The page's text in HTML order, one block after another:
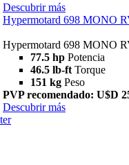
Descubrir más
Hypermotard 698 MONO
Hypermotard 698 MONO
77.5 hp Potencia
46.5 lb-ft Torque
151 kg Peso
PVP recomendado: U$D
Descubrir más